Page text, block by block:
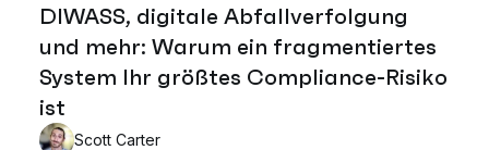
DIWASS, digitale Abfallverfolgung
und mehr: Warum ein fragmentiertes
System Ihr größtes Compliance-Risiko
ist
Scott Carter